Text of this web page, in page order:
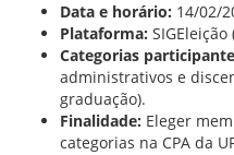
Data e horário: 14/02/
Plataforma:
Categorias
administrativos e
graduação).
Finalidade: Eleger
categorias na CPA da